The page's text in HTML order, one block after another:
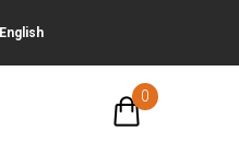
English
0